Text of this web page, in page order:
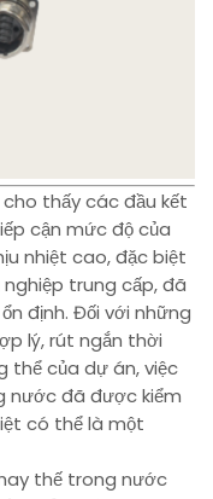
thấy các đầu kết
cận mức độ của
nhiệt cao, đặc biệt
trung cấp, đã
định. Đối với những
lý, rút ngắn thời
thể của dự án, việc
nước đã được kiểm
có thể là một
thế trong nước